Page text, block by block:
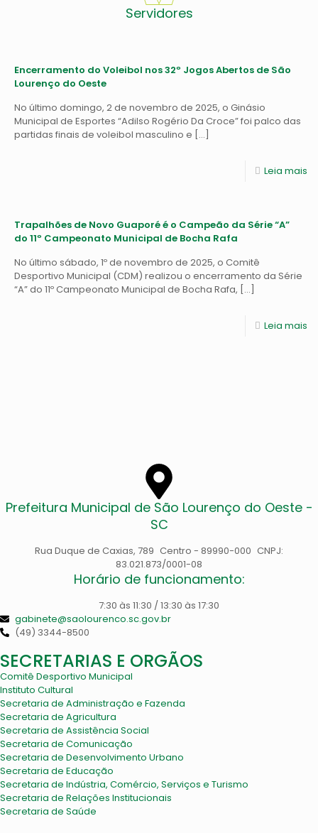
Servidores
Encerramento do Voleibol nos 32º Jogos Abertos de São
Lourenço do Oeste
No último domingo, 2 de novembro de 2025, o Ginásio
Municipal de Esportes “Adilso Rogério Da Croce” foi palco das
partidas finais de voleibol masculino e […]
Leia mais
Trapalhões de Novo Guaporé é o Campeão da Série “A”
do 11º Campeonato Municipal de Bocha Rafa
No último sábado, 1º de novembro de 2025, o Comitê
Desportivo Municipal (CDM) realizou o encerramento da Série
“A” do 11º Campeonato Municipal de Bocha Rafa, […]
Leia mais
Prefeitura Municipal de São Lourenço do Oeste -
SC
Rua Duque de Caxias, 789 Centro - 89990-000 CNPJ:
83.021.873/0001-08
Horário de funcionamento:
7:30 às 11:30 / 13:30 às 17:30
gabinete@saolourenco.sc.gov.br
(49) 3344-8500
SECRETARIAS E ORGÃOS
Comitê Desportivo Municipal
Instituto Cultural
Secretaria de Administração e Fazenda
Secretaria de Agricultura
Secretaria de Assistência Social
Secretaria de Comunicação
Secretaria de Desenvolvimento Urbano
Secretaria de Educação
Secretaria de Indústria, Comércio, Serviços e Turismo
Secretaria de Relações Institucionais
Secretaria de Saúde